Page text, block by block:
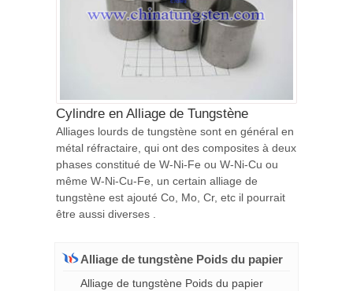
Cylindre en Alliage de Tungstène
Alliages lourds de tungstène sont en général en
métal réfractaire, qui ont des composites à deux
phases constitué de W-Ni-Fe ou W-Ni-Cu ou
même W-Ni-Cu-Fe, un certain alliage de
tungstène est ajouté Co, Mo, Cr, etc il pourrait
être aussi diverses .
Alliage de tungstène Poids du papier
Alliage de tungstène Poids du papier